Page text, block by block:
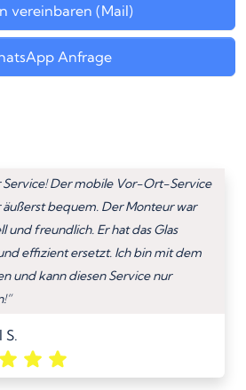
vereinbaren (Mail)
Anfrage
Service! Der mobile Vor-Ort-Service
bequem. Der Monteur war
und freundlich. Er hat das Glas
effizient ersetzt. Ich bin mit dem
und kann diesen Service nur
S.